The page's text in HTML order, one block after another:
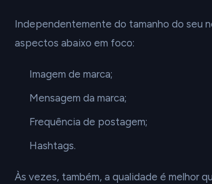
Independentemente do tamanho do seu
aspectos abaixo em foco:
Imagem de marca;
Mensagem da marca;
Frequência de postagem;
Hashtags.
Às vezes, também, a qualidade é melhor